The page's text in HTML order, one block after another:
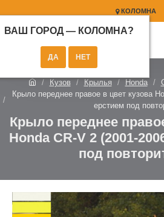
КОЛОМНА
ВАШ ГОРОД — КОЛОМНА?
Кузов Крылья Honda
Крыло переднее правое в цвет кузова
ерстием под
Крыло переднее
Honda CR-V 2 (2001-
под